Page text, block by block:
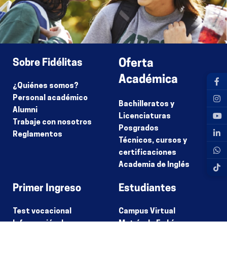
Sobre Fidélitas
¿Quiénes somos?
Personal académico
Alumni
Trabaje con nosotros
Reglamentos
Oferta
Académica
Bachilleratos y
Licenciaturas
Posgrados
Técnicos, cursos y
certificaciones
Academia de Inglés
Primer Ingreso
Test vocacional
Información de
Estudiantes
Campus Virtual
Matrícula En Línea